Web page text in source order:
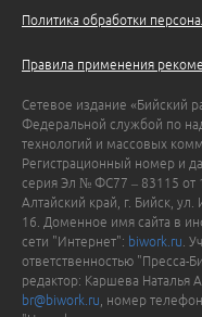
Политика обработки
Правила применения
Сетевое издание «Бийский
Федеральной службой по
технологий и массовых
Регистрационный номер и
серия Эл № ФС77 – 83115 от
Алтайский край, г. Бийск,
16. Доменное имя сайта в
сети "Интернет": biwork.ru .
ответственностью "Пресса-
редактор: Каршева Наталья
br@biwork.ru , номер